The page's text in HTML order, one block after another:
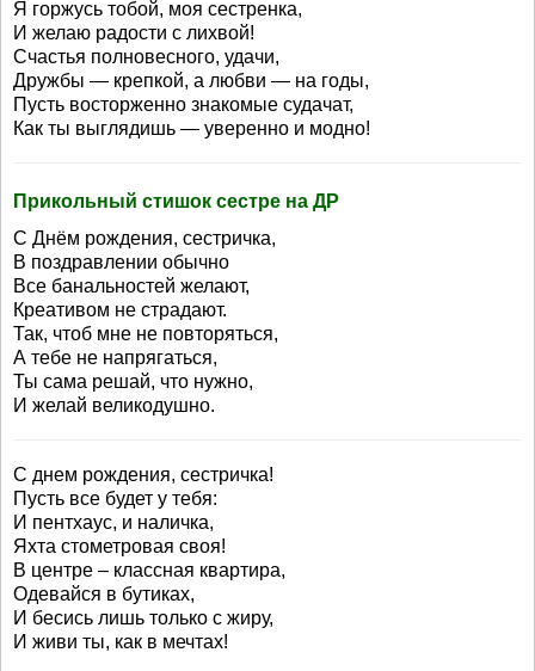
Я горжусь тобой, моя сестренка,
И желаю радости с лихвой!
Счастья полновесного, удачи,
Дружбы — крепкой, а любви — на годы,
Пусть восторженно знакомые судачат,
Как ты выглядишь — уверенно и модно!
Прикольный стишок сестре на ДР
С Днём рождения, сестричка,
В поздравлении обычно
Все банальностей желают,
Креативом не страдают.
Так, чтоб мне не повторяться,
А тебе не напрягаться,
Ты сама решай, что нужно,
И желай великодушно.
С днем рождения, сестричка!
Пусть все будет у тебя:
И пентхаус, и наличка,
Яхта стометровая своя!
В центре – классная квартира,
Одевайся в бутиках,
И бесись лишь только с жиру,
И живи ты, как в мечтах!